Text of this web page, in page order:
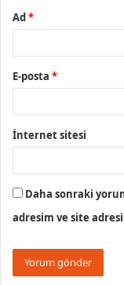
Ad*
E-posta *
İnternet sitesi
Daha sonraki
adresim ve site